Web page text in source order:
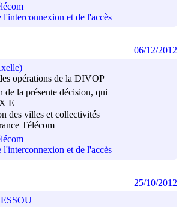
l'interconnexion et de l'accès
opérations de la DIVOP
de la présente décision, qui
E
des villes et collectivités
Télécom
l'interconnexion et de l'accès
06/12/2012
25/10/2012